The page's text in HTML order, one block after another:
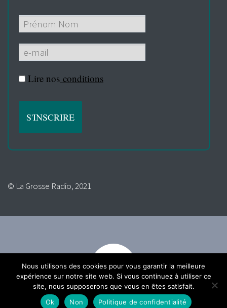
Lire nos conditions
© La Grosse Radio, 2021
Nous utilisons des cookies pour vous garantir la meilleure
expérience sur notre site web. Si vous continuez à utiliser ce
site, nous supposerons que vous en êtes satisfait.
Ok
Non Politique de confidentialité